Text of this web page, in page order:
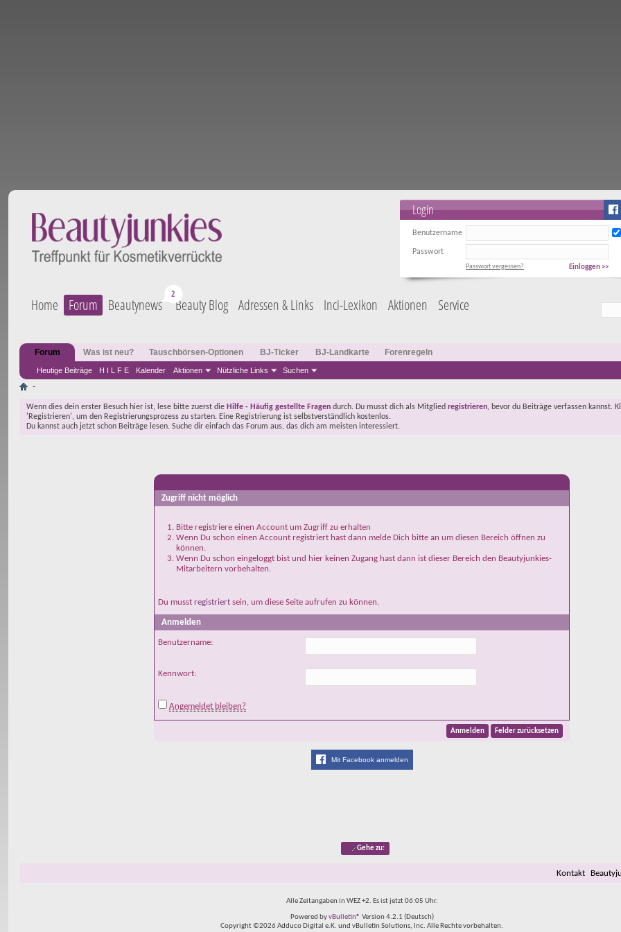
Login
Benutzername
Passwort
Einloggen >>
Passwort vergessen?
Home Forum Beautynews Beauty Blog Adressen & Links Inci-Lexikon Aktionen Service
Forum
Heutige Beiträge H I L F E Kalender Aktionen Nützliche Links Suchen
Was ist neu? Tauschbörsen-Optionen BJ-Ticker BJ-Landkarte Forenregeln
-
Wenn dies dein erster Besuch hier ist, lese bitte zuerst die Hilfe - Häufig gestellte Fragen durch. Du musst dich als Mitglied registrieren, bevor du Beiträge verfassen kannst.
'Registrieren', um den Registrierungsprozess zu starten. Eine Registrierung ist selbstverständlich kostenlos.
Du kannst auch jetzt schon Beiträge lesen. Suche dir einfach das Forum aus, das dich am meisten interessiert.
-
Zugriff nicht möglich
Bitte registriere einen Account um Zugriff zu erhalten
Wenn Du schon einen Account registriert hast dann melde Dich bitte an um diesen Bereich öffnen zu
können.
Wenn Du schon eingeloggt bist und hier keinen Zugang hast dann ist dieser Bereich den Beautyjunkies-
Mitarbeitern vorbehalten.
Du musst registriert sein, um diese Seite aufrufen zu können.
Anmelden
Benutzername:
Kennwort:
Angemeldet bleiben?
Mit Facebook anmelden
Gehe zu:
Kontakt
Alle Zeitangaben in WEZ +2. Es ist jetzt06:05 Uhr.
Powered byvBulletin® Version 4.2.1 (Deutsch)
Copyright ©2026 Adduco Digital e.K. und vBulletin Solutions, Inc. Alle Rechte vorbehalten.